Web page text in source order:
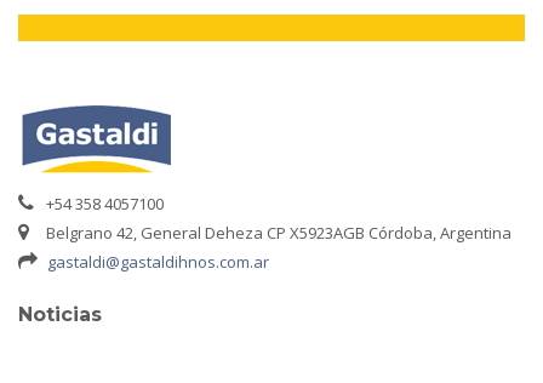
+54 358 4057100
Belgrano 42, General Deheza CP X5923AGB Córdoba, Argentina
gastaldi@gastaldihnos.com.ar
Noticias